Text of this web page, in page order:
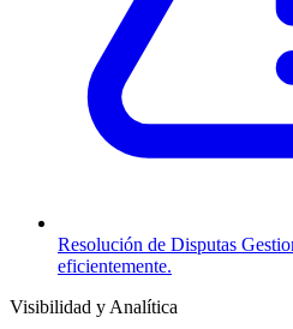
Resolución de Disputas
eficientemente.
Visibilidad y Analítica